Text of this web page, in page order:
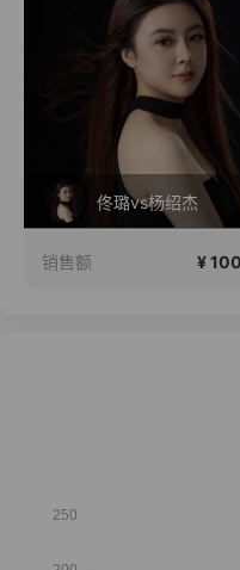
佟璐vs杨绍杰
销售额 ¥